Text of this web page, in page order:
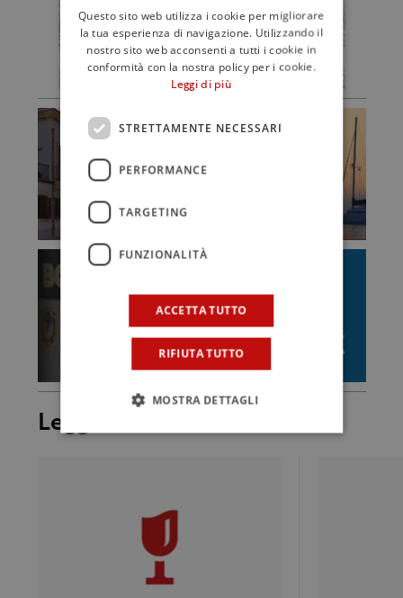
Leggi anche
Questo sito web utilizza i cookie per migliorare
la tua esperienza di navigazione. Utilizzando il
nostro sito web acconsenti a tutti i cookie in
conformità con la nostra policy per i cookie.
Leggi di più
STRETTAMENTE NECESSARI
PERFORMANCE
TARGETING
FUNZIONALITÀ
ACCETTA TUTTO
RIFIUTA TUTTO
MOSTRA DETTAGLI